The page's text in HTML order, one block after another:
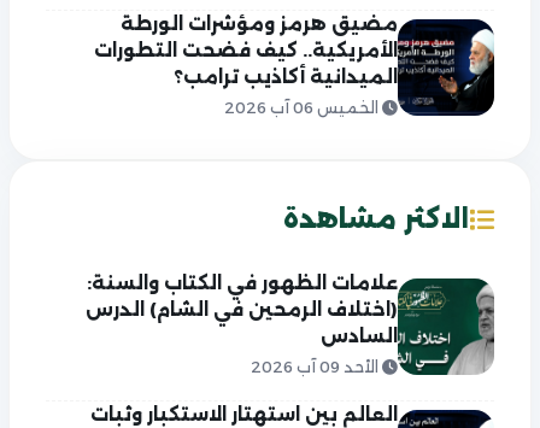
مضيق هرمز ومؤشرات الورطة
الأمريكية.. كيف فضحت التطورات
الميدانية أكاذيب ترامب؟
الخميس 06 آب 2026
الاكثر مشاهدة
علامات الظهور في الكتاب والسنة:
(اختلاف الرمحين في الشام) الدرس
السادس
الأحد 09 آب 2026
العالم بين استهتار الاستكبار وثبات